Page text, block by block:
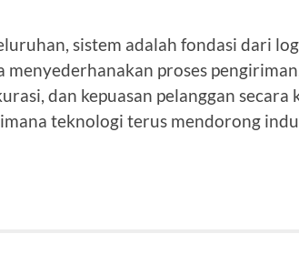
sistem adalah fondasi dari
menyederhanakan proses
dan kepuasan pelanggan
teknologi terus mendorong